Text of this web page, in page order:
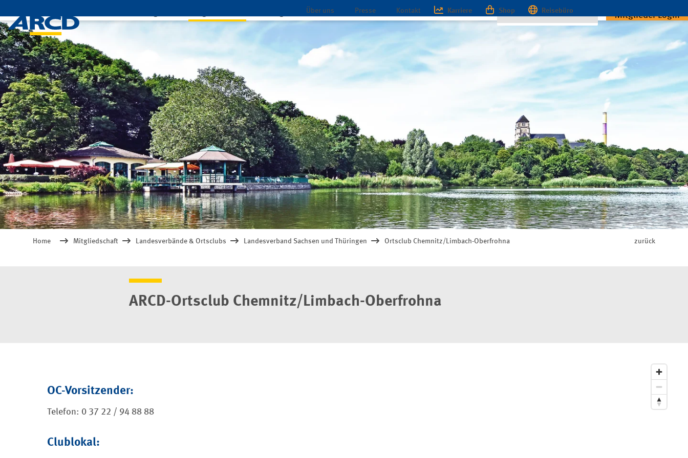
Über uns Presse Kontakt Karriere Shop Reisebüro
Infothek Mitglieder Login
Home Mitgliedschaft Landesverbände & Ortsclubs Landesverband Sachsen und Thüringen Ortsclub Chemnitz/Limbach-Oberfrohna zurück
ARCD-Ortsclub Chemnitz/Limbach-Oberfrohna
OC-Vorsitzender:
Telefon: 0 37 22 / 94 88 88
Clublokal: